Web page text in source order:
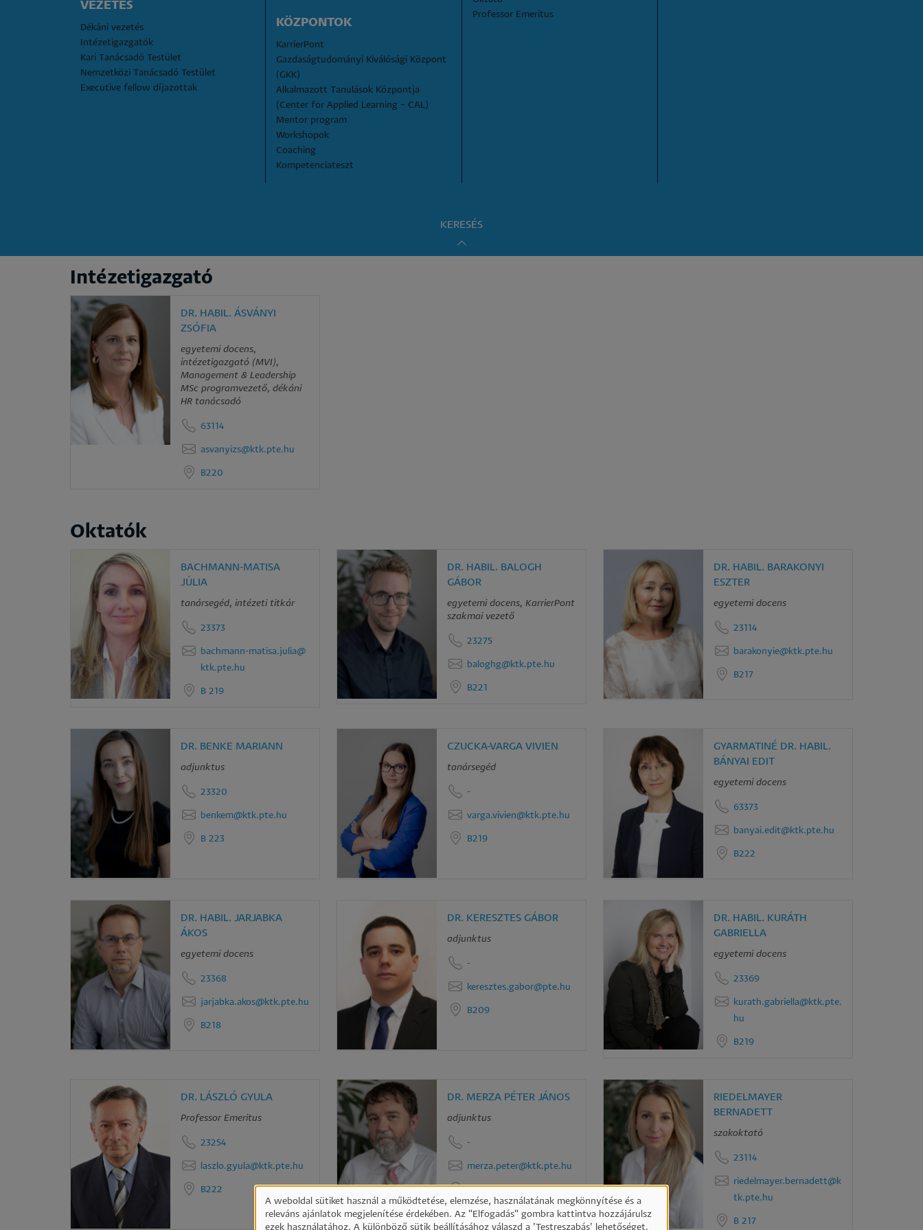
VEZETÉS
Dékáni vezetés
Intézetigazgatók
Kari Tanácsadó Testület
Nemzetközi Tanácsadó Testület
Executive fellow díjazottak
KÖZPONTOK
KarrierPont
Gazdaságtudományi Kiválósági Központ
(GKK)
Alkalmazott Tanulások Központja
(Center for Applied Learning – CAL)
Mentor program
Workshopok
Coaching
Kompetenciateszt
Professor Emeritus
KERESÉS
Intézetigazgató
DR. HABIL. ÁSVÁNYI
ZSÓFIA
egyetemi docens,
intézetigazgató (MVI),
Management & Leadership
MSc programvezető, dékáni
HR tanácsadó
63114
asvanyizs@ktk.pte.hu
B220
Oktatók
BACHMANN-MATISA
JÚLIA
tanársegéd, intézeti titkár
23373
bachmann-matisa.julia@
ktk.pte.hu
B 219
DR. HABIL. BALOGH
GÁBOR
egyetemi docens, KarrierPont
szakmai vezető
23275
baloghg@ktk.pte.hu
B221
DR. HABIL. BARAKONYI
ESZTER
egyetemi docens
23114
barakonyie@ktk.pte.hu
B217
DR. BENKE MARIANN
adjunktus
23320
benkem@ktk.pte.hu
B 223
CZUCKA-VARGA VIVIEN
tanársegéd
-
varga.vivien@ktk.pte.hu
B219
GYARMATINÉ DR. HABIL.
BÁNYAI EDIT
egyetemi docens
63373
banyai.edit@ktk.pte.hu
B222
DR. HABIL. JARJABKA
ÁKOS
egyetemi docens
23368
jarjabka.akos@ktk.pte.hu
B218
DR. KERESZTES GÁBOR
adjunktus
-
keresztes.gabor@pte.hu
B209
DR. HABIL. KURÁTH
GABRIELLA
egyetemi docens
23369
kurath.gabriella@ktk.pte.
hu
B219
DR. LÁSZLÓ GYULA
Professor Emeritus
23254
laszlo.gyula@ktk.pte.hu
B222
DR. MERZA PÉTER JÁNOS
adjunktus
-
merza.peter@ktk.pte.hu
B221
RIEDELMAYER
BERNADETT
szakoktató
23114
riedelmayer.bernadett@k
tk.pte.hu
B 217
A weboldal sütiket használ a működtetése, elemzése, használatának megkönnyítése és a
releváns ajánlatok megjelenítése érdekében. Az "Elfogadás" gombra kattintva hozzájárulsz
ezek használatához. A különböző sütik beállításához válaszd a ’Testreszabás’ lehetőséget.